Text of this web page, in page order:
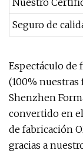
Seguro de
Espectáculo de
(100% nuestras
Shenzhen
convertido en
de fabricación
gracias a